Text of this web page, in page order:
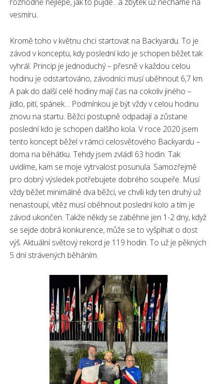
vesmíru.
Kromě toho v květnu chci startovat na Backyardu. To je
závod v konceptu, kdy poslední kdo je schopen běžet tak
vyhrál. Princip je jednoduchý – přesně v každou celou
hodinu je odstartováno, závodníci musí uběhnout 6,7 km.
A pak do další celé hodiny mají čas na cokoliv jiného –
jídlo, pití, spánek… Podmínkou je být vždy v celou hodinu
znovu na startu. Běžci postupně odpadají a zůstane
poslední kdo je schopen dalšího kola. V roce 2020 jsem
tento koncept běžel v rámci celosvětového Backyardu –
doma na běhátku. Tehdy jsem zvládl 63 hodin. Tak
uvidíme, kam se moje vytrvalost posunula. Samozřejmě
pro dobrý výsledek potřebujete dobrého soupeře. Musí
vždy běžet minimálně dva běžci, ve chvíli kdy ten druhý už
nenastoupí, vítěz musí oběhnout poslední kolo a tím je
závod ukončen. Takže někdy se zaběhne jen 1-2 dny, když
se sejde dobrá konkurence, může se to vyšplhat o dost
výš. Aktuální světový rekord je 119 hodin. To už je pěkných
5 dní strávených běháním.